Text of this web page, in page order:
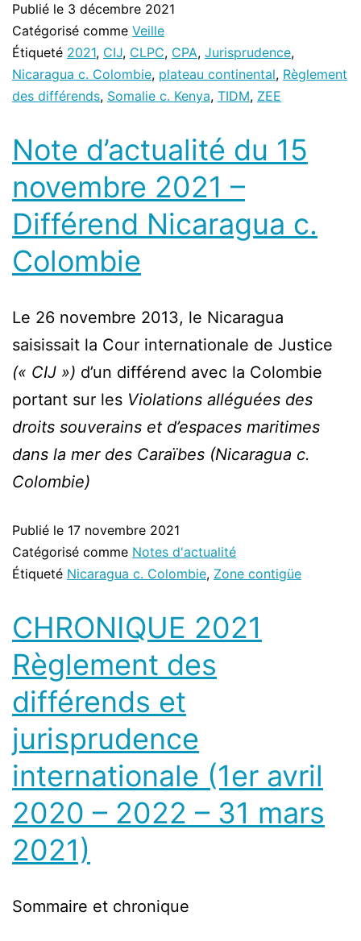
Publié le 3 décembre 2021
Catégorisé comme Veille
Étiqueté 2021, CIJ, CLPC, CPA, Jurisprudence,
Nicaragua c. Colombie, plateau continental, Règlement
des différends, Somalie c. Kenya, TIDM, ZEE
Note d’actualité du 15
novembre 2021 –
Différend Nicaragua c.
Colombie
Le 26 novembre 2013, le Nicaragua
saisissait la Cour internationale de Justice
(« CIJ ») d’un différend avec la Colombie
portant sur les Violations alléguées des
droits souverains et d’espaces maritimes
dans la mer des Caraïbes (Nicaragua c.
Colombie)
Publié le 17 novembre 2021
Catégorisé comme Notes d'actualité
Étiqueté Nicaragua c. Colombie, Zone contigüe
CHRONIQUE 2021
Règlement des
différends et
jurisprudence
internationale (1er avril
2020 – 2022 – 31 mars
2021)
Sommaire et chronique